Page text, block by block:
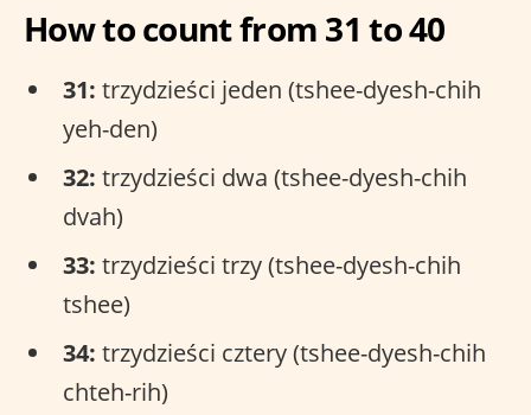
How to count from 31 to 40
31: trzydzieści jeden (tshee-dyesh-chih
yeh-den)
32: trzydzieści dwa (tshee-dyesh-chih
dvah)
33: trzydzieści trzy (tshee-dyesh-chih
tshee)
34: trzydzieści cztery (tshee-dyesh-chih
chteh-rih)